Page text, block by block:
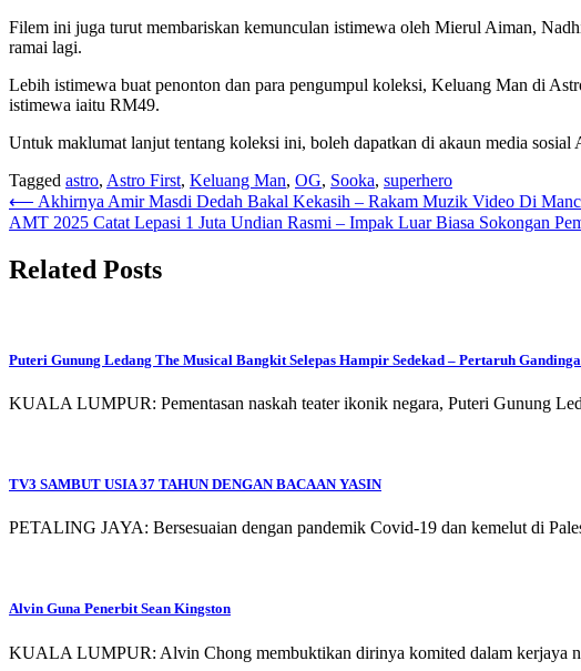
Filem ini juga turut membariskan kemunculan istimewa oleh Mierul Aiman,
ramai lagi.
Lebih istimewa buat penonton dan para pengumpul koleksi, Keluang Man di
istimewa iaitu RM49.
Untuk maklumat lanjut tentang koleksi ini, boleh dapatkan di akaun media sosial
Tagged astro, Astro First, Keluang Man, OG, Sooka, superhero
Post
navigation
⟵ Akhirnya Amir Masdi Dedah Bakal Kekasih – Rakam Muzik Video Di
AMT 2025 Catat Lepasi 1 Juta Undian Rasmi – Impak Luar Biasa Sokongan
Related Posts
Puteri Gunung Ledang The Musical Bangkit Selepas Hampir Sedekad – Pertaruh
KUALA LUMPUR: Pementasan naskah teater ikonik negara, Puteri Gunung
TV3 SAMBUT USIA 37 TAHUN DENGAN BACAAN YASIN
PETALING JAYA: Bersesuaian dengan pandemik Covid-19 dan kemelut di
Alvin Guna Penerbit Sean Kingston
KUALA LUMPUR: Alvin Chong membuktikan dirinya komited dalam kerjaya